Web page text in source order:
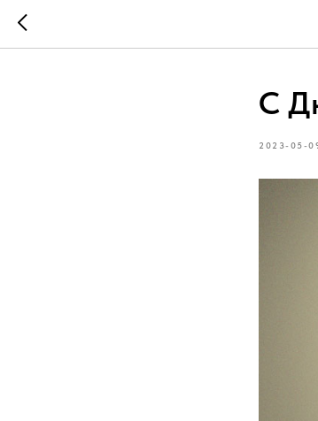
С
2023-05-